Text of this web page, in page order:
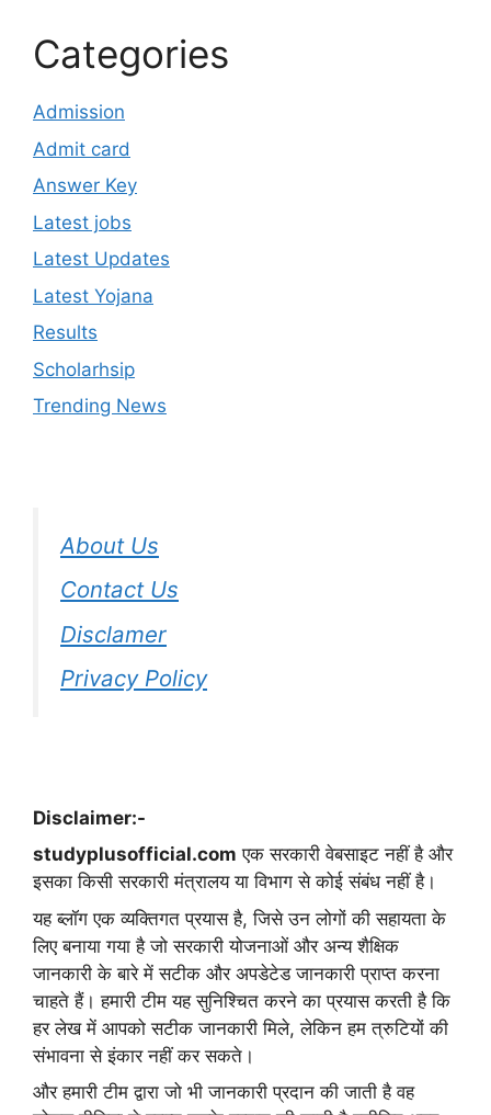
Categories
Admission
Admit card
Answer Key
Latest jobs
Latest Updates
Latest Yojana
Results
Scholarhsip
Trending News
About Us
Contact Us
Disclamer
Privacy Policy
Disclaimer:-
studyplusofficial.com एक सरकारी वेबसाइट नहीं है और
इसका किसी सरकारी मंत्रालय या विभाग से कोई संबंध नहीं है।
यह ब्लॉग एक व्यक्तिगत प्रयास है, जिसे उन लोगों की सहायता के
लिए बनाया गया है जो सरकारी योजनाओं और अन्य शैक्षिक
जानकारी के बारे में सटीक और अपडेटेड जानकारी प्राप्त करना
चाहते हैं। हमारी टीम यह सुनिश्चित करने का प्रयास करती है कि
हर लेख में आपको सटीक जानकारी मिले, लेकिन हम त्रुटियों की
संभावना से इंकार नहीं कर सकते।
और हमारी टीम द्वारा जो भी जानकारी प्रदान की जाती है वह